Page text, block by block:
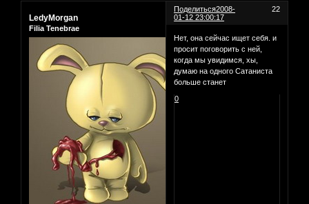
Поделиться 22
2008-
01-12 23:00:17
LedyMorgan
Filia Tenebrae
Нет, она сейчас ищет себя. и
просит поговорить с ней,
когда мы увидимся, хы,
думаю на одного Сатаниста
больше станет
0